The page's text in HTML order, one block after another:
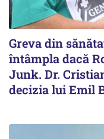
Greva din
întâmpla dacă
Junk. Dr.
decizia lui Emil